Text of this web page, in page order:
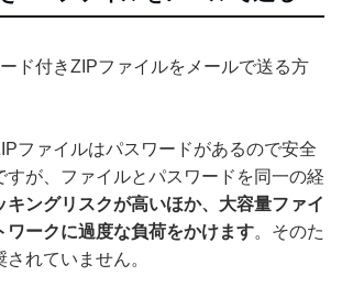
ド付きZIPファイルをメールで送る方
ファイルはパスワードがあるので安全
すが、ファイルとパスワードを同一の経
キングリスクが高いほか、大容量ファイ
ワークに過度な負荷をかけます。そのた
れていません。